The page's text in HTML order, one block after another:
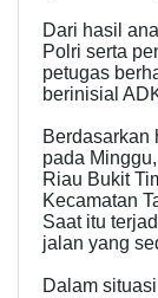
Dari hasil
Polri serta
petugas
berinisial
Berdasarkan
pada
Riau Bukit
Kecamatan
Saat itu
jalan yang
Dalam